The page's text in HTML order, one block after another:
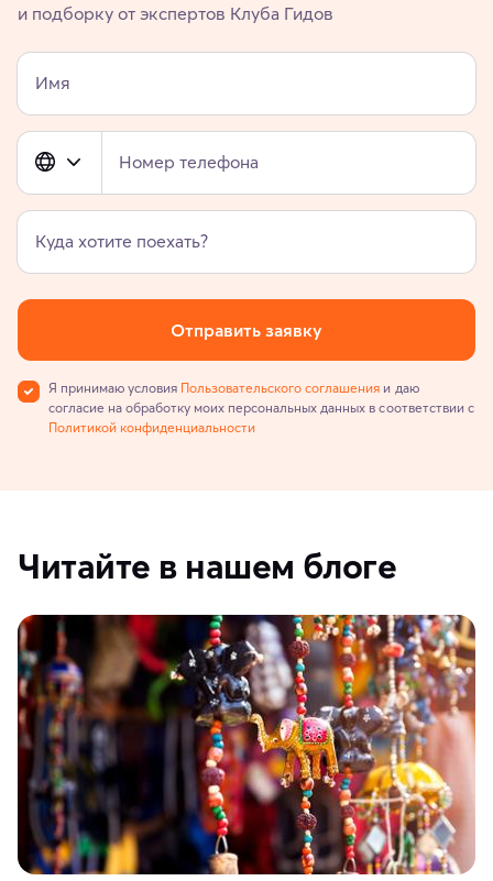
и подборку от экспертов Клуба Гидов
Имя
Номер телефона
Куда хотите поехать?
Отправить заявку
Я принимаю условия Пользовательского соглашения и даю
согласие на обработку моих персональных данных в соответствии с
Политикой конфиденциальности
Читайте в нашем блоге